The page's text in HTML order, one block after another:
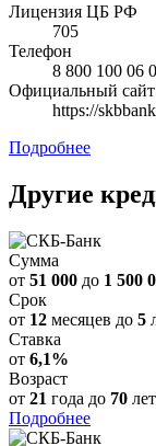
Лицензия ЦБ РФ
705
Телефон
8 800 100 06
Официальный сайт
https://
Подробнее
Другие
Сумма
от 51 000 до 1 500
Срок
от 12 месяцев до 5
Ставка
от 6,1%
Возраст
от 21 года до 70 лет
Подробнее